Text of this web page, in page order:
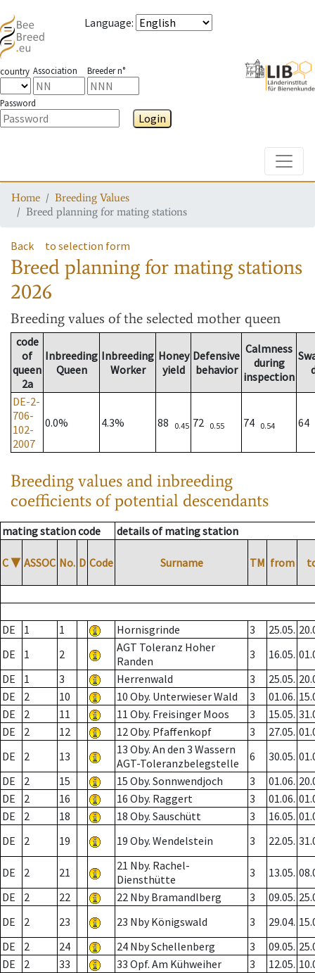
Language:
country Association Breeder n°
Password
Login
Home
Breeding Values
Breed planning for mating stations
Back to selection form
Breed planning for mating stations
2026
Breeding values of the selected mother queen
code
of
queen
2a
Inbreeding
Queen
Inbreeding
Worker
Honey
yield
Defensive
behavior
Calmness
during
inspection
DE-2-
706-
102-
2007
0.0% 4.3% 88 0.45 72 0.55 74 0.54 64
Breeding values and inbreeding
coefficients of potential descendants
mating station code details of mating station
C ▼ ASSOC No. D Code Surname TM from
DE 1 1 Hornisgrinde 3 25.05.
DE
1 2
AGT Toleranz Hoher
Randen
3 16.05.
DE
1 3 Herrenwald 3 25.05.
DE
2 10 10 Oby. Unterwieser Wald 3 01.06.
DE
2 11 11 Oby. Freisinger Moos 3 15.05.
DE
2 12 12 Oby. Pfaffenkopf 3 27.05.
DE
2 13
13 Oby. An den 3 Wassern
AGT-Toleranzbelegstelle
6 30.05.
DE
2 15 15 Oby. Sonnwendjoch 3 01.06.
DE
2 16 16 Oby. Raggert 3 01.06.
DE
2 18 18 Oby. Sauschütt 3 16.05.
DE
2 19 19 Oby. Wendelstein 3 22.05.
DE 2 21
21 Nby. Rachel-
Diensthütte
3 13.05.
DE
2 22 22 Nby Bramandlberg 3 09.05.
DE
2 23 23 Nby Königswald 3 29.04.
DE
2 24 24 Nby Schellenberg 3 09.05.
DE
2 33 33 Opf. Am Kühweiher 3 12.05.